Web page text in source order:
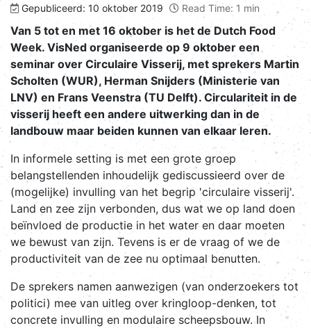
Gepubliceerd: 10 oktober 2019 Read Time: 1 min
Van 5 tot en met 16 oktober is het de Dutch Food
Week. VisNed organiseerde op 9 oktober een
seminar over Circulaire Visserij, met sprekers Martin
Scholten (WUR), Herman Snijders (Ministerie van
LNV) en Frans Veenstra (TU Delft). Circulariteit in de
visserij heeft een andere uitwerking dan in de
landbouw maar beiden kunnen van elkaar leren.
In informele setting is met een grote groep
belangstellenden inhoudelijk gediscussieerd over de
(mogelijke) invulling van het begrip 'circulaire visserij'.
Land en zee zijn verbonden, dus wat we op land doen
beïnvloed de productie in het water en daar moeten
we bewust van zijn. Tevens is er de vraag of we de
productiviteit van de zee nu optimaal benutten.
De sprekers namen aanwezigen (van onderzoekers tot
politici) mee van uitleg over kringloop-denken, tot
concrete invulling en modulaire scheepsbouw. In